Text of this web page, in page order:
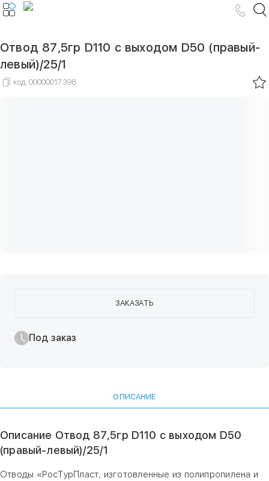
Отвод 87,5гр D110 с выходом D50 (правый-
левый)/25/1
код 00000017398
ЗАКАЗАТЬ
Под заказ
ОПИСАНИЕ
Описание Отвод 87,5гр D110 с выходом D50
(правый-левый)/25/1
Отводы «РосТурПласт, изготовленные из полипропилена и